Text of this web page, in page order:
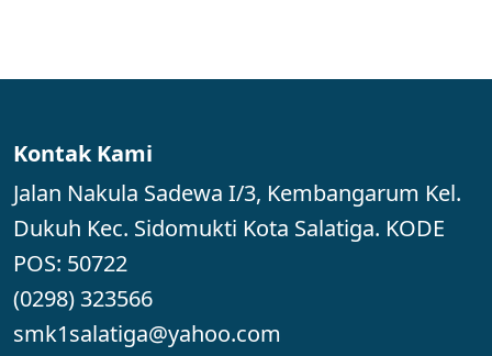
Kontak Kami
Jalan Nakula Sadewa I/3, Kembangarum Kel.
Dukuh Kec. Sidomukti Kota Salatiga. KODE
POS: 50722
(0298) 323566
smk1salatiga@yahoo.com